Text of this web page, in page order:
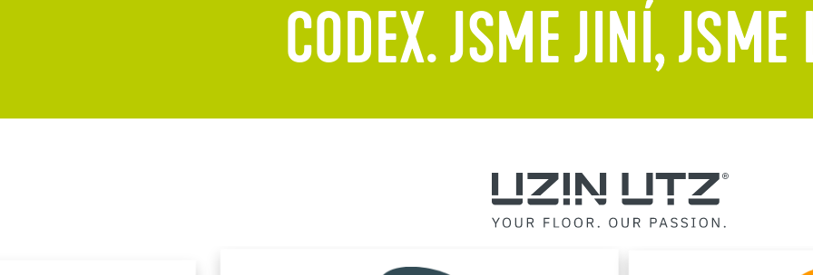
CODEX. JSME JINÍ, JSME